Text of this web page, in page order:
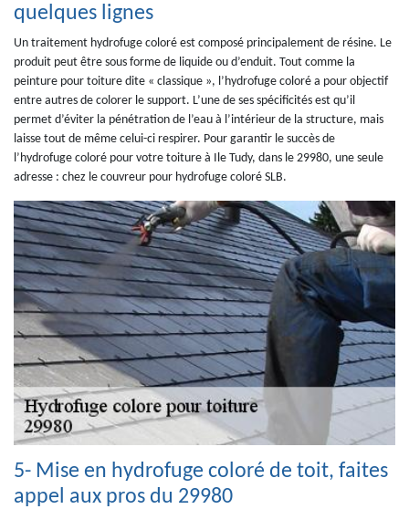
quelques lignes
Un traitement hydrofuge coloré est composé principalement de résine. Le
produit peut être sous forme de liquide ou d’enduit. Tout comme la
peinture pour toiture dite « classique », l’hydrofuge coloré a pour objectif
entre autres de colorer le support. L’une de ses spécificités est qu’il
permet d’éviter la pénétration de l’eau à l’intérieur de la structure, mais
laisse tout de même celui-ci respirer. Pour garantir le succès de
l’hydrofuge coloré pour votre toiture à Ile Tudy, dans le 29980, une seule
adresse : chez le couvreur pour hydrofuge coloré SLB.
5- Mise en hydrofuge coloré de toit, faites
appel aux pros du 29980